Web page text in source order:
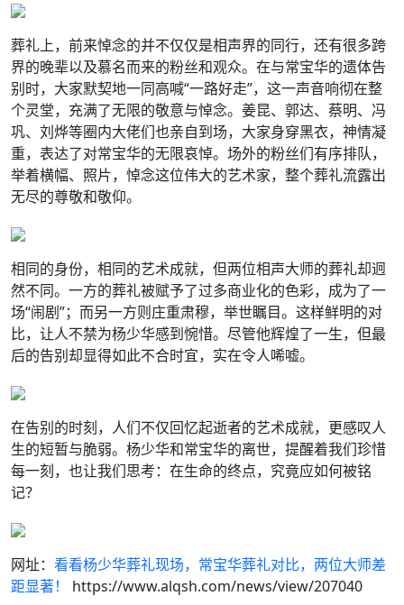
葬礼上，前来悼念的并不仅仅是相声界的同行，还有很多跨
界的晚辈以及慕名而来的粉丝和观众。在与常宝华的遗体告
别时，大家默契地一同高喊“一路好走”，这一声音响彻在整
个灵堂，充满了无限的敬意与悼念。姜昆、郭达、蔡明、冯
巩、刘烨等圈内大佬们也亲自到场，大家身穿黑衣，神情凝
重，表达了对常宝华的无限哀悼。场外的粉丝们有序排队，
举着横幅、照片，悼念这位伟大的艺术家，整个葬礼流露出
无尽的尊敬和敬仰。
相同的身份，相同的艺术成就，但两位相声大师的葬礼却迥
然不同。一方的葬礼被赋予了过多商业化的色彩，成为了一
场“闹剧”；而另一方则庄重肃穆，举世瞩目。这样鲜明的对
比，让人不禁为杨少华感到惋惜。尽管他辉煌了一生，但最
后的告别却显得如此不合时宜，实在令人唏嘘。
在告别的时刻，人们不仅回忆起逝者的艺术成就，更感叹人
生的短暂与脆弱。杨少华和常宝华的离世，提醒着我们珍惜
每一刻，也让我们思考：在生命的终点，究竟应如何被铭
记？
网址： 看看杨少华葬礼现场，常宝华葬礼对比，两位大师差
距显著！
https://www.alqsh.com/news/view/207040